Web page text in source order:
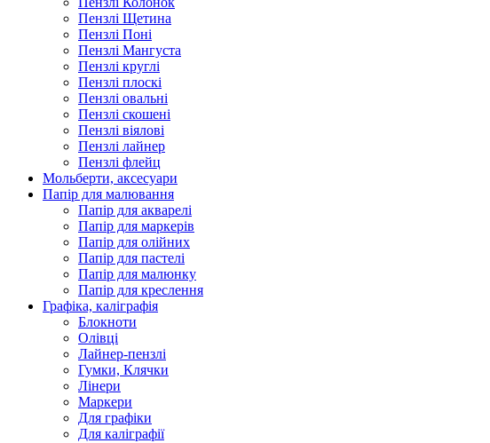
Пензлі Щетина
Пензлі Поні
Пензлі Мангуста
Пензлі круглі
Пензлі плоскі
Пензлі овальні
Пензлі скошені
Пензлі віялові
Пензлі лайнер
Пензлі флейц
Мольберти, аксесуари
Папір для малювання
Папір для акварелі
Папір для маркерів
Папір для олійних
Папір для пастелі
Папір для малюнку
Папір для креслення
Графіка, каліграфія
Блокноти
Олівці
Лайнер-пензлі
Гумки, Клячки
Лінери
Маркери
Для графіки
Для каліграфії